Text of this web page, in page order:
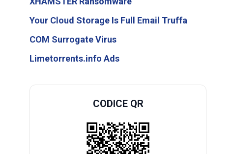
Your Cloud Storage Is Full Email Truffa
COM Surrogate Virus
Limetorrents.info Ads
CODICE QR